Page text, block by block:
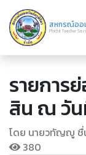
สหกรณ์ออ
Phichit Teacher
รายการ
สิน ณ วัน
โดย นายวทัญญู ชื่
380